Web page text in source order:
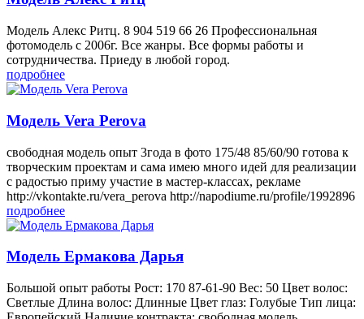
Модель Алекс Ритц. 8 904 519 66 26 Профессиональная
фотомодель с 2006г. Все жанры. Все формы работы и
сотрудничества. Приеду в любой город.
подробнее
Модель Vera Perova
свободная модель опыт 3года в фото 175/48 85/60/90 готова к
творческим проектам и сама имею много идей для реализации
с радостью приму участие в мастер-классах, рекламе
http://vkontakte.ru/vera_perova http://napodiume.ru/profile/1992896
подробнее
Модель Ермакова Дарья
Большой опыт работы Рост: 170 87-61-90 Вес: 50 Цвет волос:
Светлые Длина волос: Длинные Цвет глаз: Голубые Тип лица: